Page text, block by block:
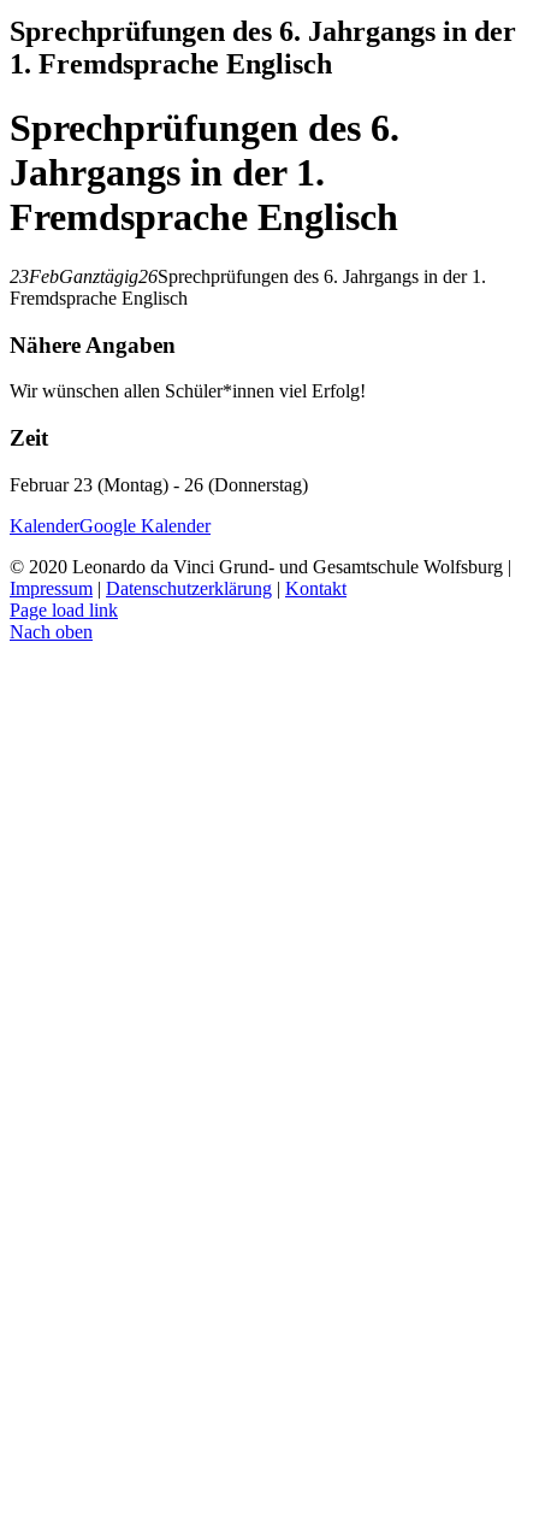
Sprechprüfungen des 6. Jahrgangs in der
1. Fremdsprache Englisch
Sprechprüfungen des 6.
Jahrgangs in der 1.
Fremdsprache Englisch
23FebGanztägig26Sprechprüfungen des 6. Jahrgangs in der 1.
Fremdsprache Englisch
Nähere Angaben
Wir wünschen allen Schüler*innen viel Erfolg!
Zeit
Februar 23 (Montag) - 26 (Donnerstag)
KalenderGoogle Kalender
© 2020 Leonardo da Vinci Grund- und Gesamtschule Wolfsburg |
Impressum | Datenschutzerklärung | Kontakt
Page load link
Nach oben